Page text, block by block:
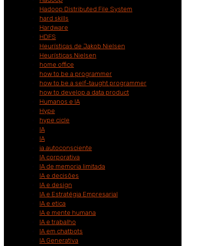
Hadoop Distributed File System
hard skills
Hardware
HDFS
Heurísticas de Jakob Nielsen
Heurísticas Nielsen
home office
how to be a programmer
how to be a self-taught programmer
how to develop a data product
Humanos e IA
Hype
hype cicle
IA
IA
ia autoconsciente
IA corporativa
IA de memoria limitada
IA e decisões
IA e design
IA e Estratégia Empresarial
IA e etica
IA e mente humana
IA e trabalho
IA em chatbots
IA Generativa